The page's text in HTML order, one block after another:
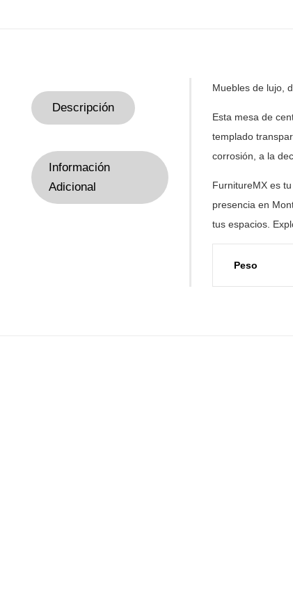
Descripción
Información
Adicional
Muebles de lujo,
Esta mesa de
templado
corrosión, a la
FurnitureMX es
presencia en
tus espacios.
Peso